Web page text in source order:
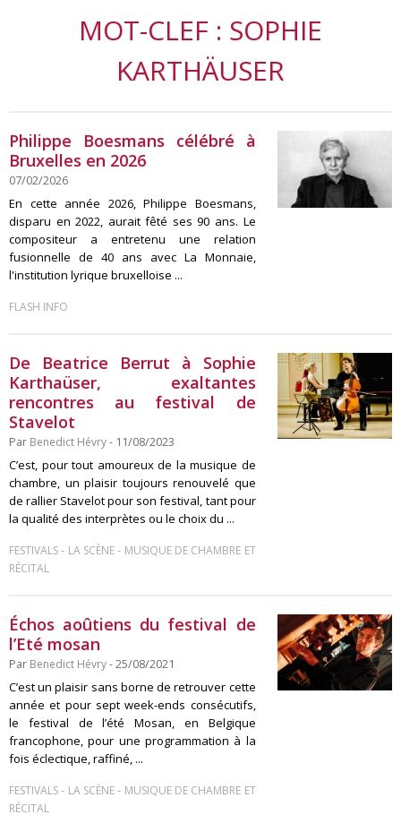
MOT-CLEF : SOPHIE
KARTHÄUSER
Philippe Boesmans célébré à
Bruxelles en 2026
07/02/2026
En cette année 2026, Philippe Boesmans,
disparu en 2022, aurait fêté ses 90 ans. Le
compositeur a entretenu une relation
fusionnelle de 40 ans avec La Monnaie,
l'institution lyrique bruxelloise ...
FLASH INFO
De Beatrice Berrut à Sophie
Karthaüser, exaltantes
rencontres au festival de
Stavelot
Par Benedict Hévry- 11/08/2023
C’est, pour tout amoureux de la musique de
chambre, un plaisir toujours renouvelé que
de rallier Stavelot pour son festival, tant pour
la qualité des interprètes ou le choix du ...
FESTIVALS- LA SCÈNE- MUSIQUE DE CHAMBRE ET
RÉCITAL
Échos aoûtiens du festival de
l’Eté mosan
Par Benedict Hévry- 25/08/2021
C’est un plaisir sans borne de retrouver cette
année et pour sept week-ends consécutifs,
le festival de l’été Mosan, en Belgique
francophone, pour une programmation à la
fois éclectique, raffiné, ...
FESTIVALS- LA SCÈNE- MUSIQUE DE CHAMBRE ET
RÉCITAL